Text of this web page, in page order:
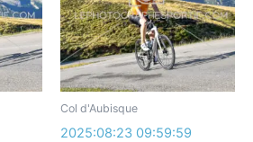
Col d'Aubisque
2025:08:23 09:59:59